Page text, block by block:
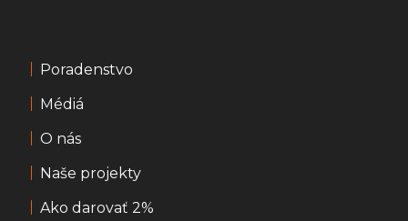
Poradenstvo
Médiá
O nás
Naše projekty
Ako darovať 2%